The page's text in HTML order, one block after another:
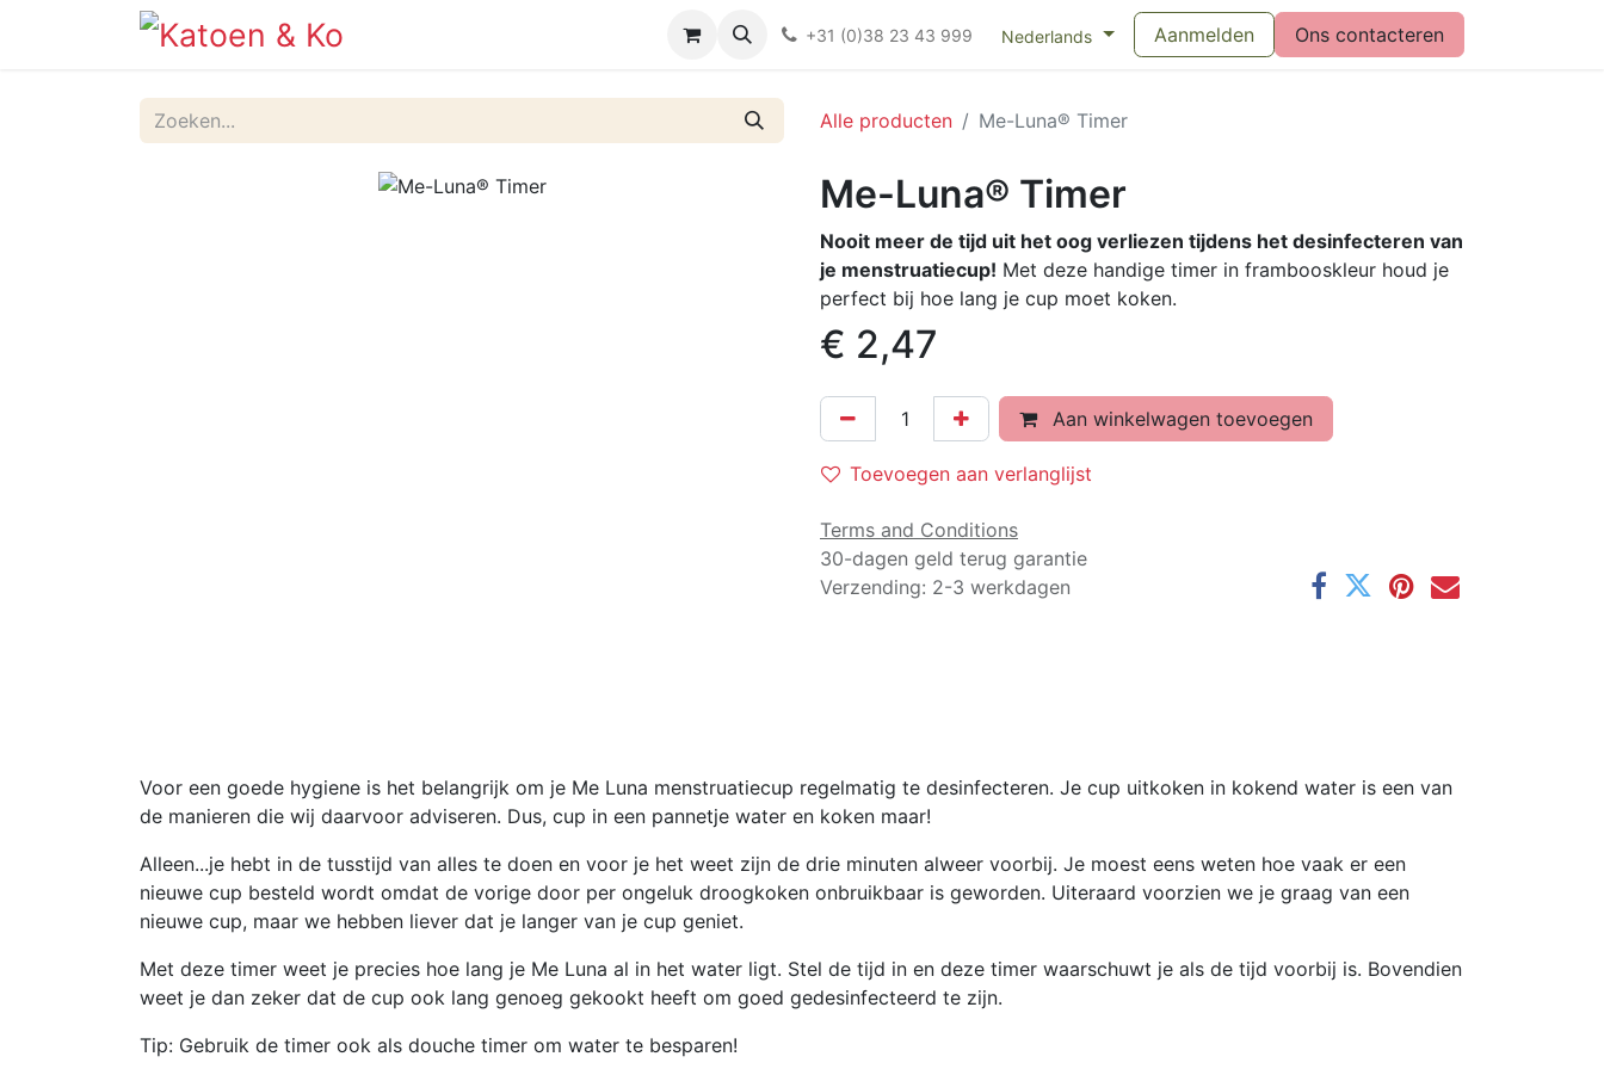
Kieswijzer nacht- en kraamverband Kieswijzer maandverband Vragen over menstruatiecups
+31 (0)38 23 43 999 Nederlands Aanmelden Ons contacteren
Alle producten Me-Luna® Timer
Me-Luna® Timer
Nooit meer de tijd uit het oog verliezen tijdens het desinfecteren van
je menstruatiecup! Met deze handige timer in frambooskleur houd je
perfect bij hoe lang je cup moet koken.
€ 2,47
Aan winkelwagen toevoegen
Toevoegen aan verlanglijst
Terms and Conditions
30-dagen geld terug garantie
Verzending: 2-3 werkdagen
Voor een goede hygiene is het belangrijk om je Me Luna menstruatiecup regelmatig te desinfecteren. Je cup uitkoken in kokend water is een van
de manieren die wij daarvoor adviseren. Dus, cup in een pannetje water en koken maar!
Alleen...je hebt in de tusstijd van alles te doen en voor je het weet zijn de drie minuten alweer voorbij. Je moest eens weten hoe vaak er een
nieuwe cup besteld wordt omdat de vorige door per ongeluk droogkoken onbruikbaar is geworden. Uiteraard voorzien we je graag van een
nieuwe cup, maar we hebben liever dat je langer van je cup geniet.
Met deze timer weet je precies hoe lang je Me Luna al in het water ligt. Stel de tijd in en deze timer waarschuwt je als de tijd voorbij is. Bovendien
weet je dan zeker dat de cup ook lang genoeg gekookt heeft om goed gedesinfecteerd te zijn.
Tip: Gebruik de timer ook als douche timer om water te besparen!